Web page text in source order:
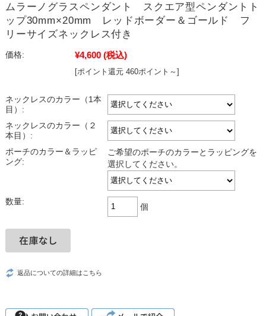
ムラーノグラスペンダント スクエア型ペンダントト
ップ30mm×20mm レッドボーダー＆ゴールド フ
リーサイズネックレス付き
価格: ¥4,600 (税込)
[ポイント還元 460ポイント～]
ネックレスのカラー（1本
目）:
ネックレスのカラー（２
本目）:
ポーチのカラー＆ラッピ
ング:
ご希望のポーチのカラーとラッピングを
選択してください。
数量:
個
返品についての詳細はこちら